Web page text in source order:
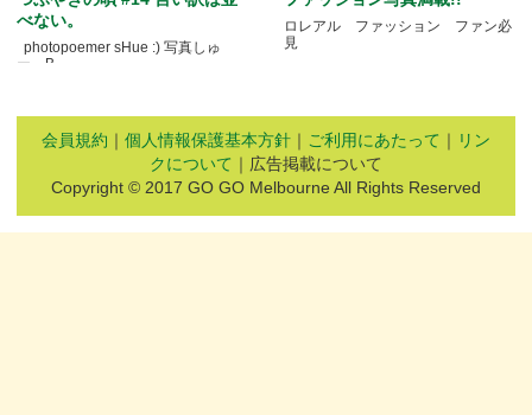
べない。
photopoemer sHue :) 写真しゅ
ー。B.....
ロレアル ファッション ファン必
見
会員規約 ｜ 個人情報保護基本方針 ｜ ご利用にあたって ｜ リン
クについて ｜広告掲載について
Copyright © 2017 GO GO Melbourne All Rights Reserved